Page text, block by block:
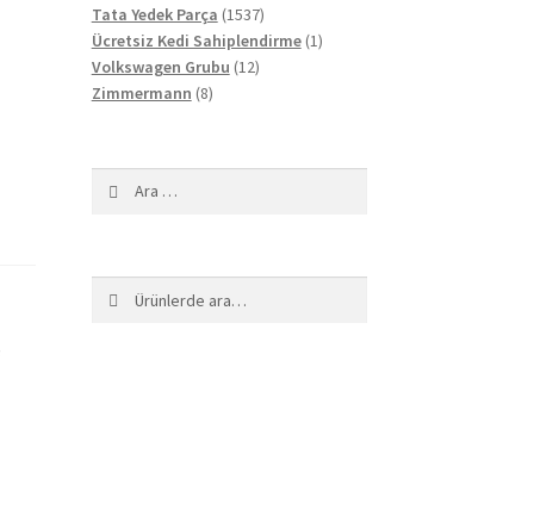
Tata Yedek Parça 15371537
ürün
Ücretsiz Kedi Sahiplendirme 11
Volkswagen Grubu 1212
Zimmermann 88